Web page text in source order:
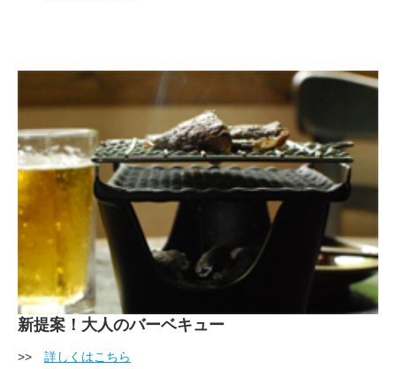
新提案！大人のバーベキュー
>> 詳しくはこちら